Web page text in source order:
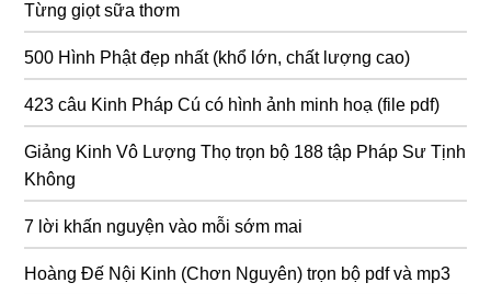
Từng giọt sữa thơm
500 Hình Phật đẹp nhất (khổ lớn, chất lượng cao)
423 câu Kinh Pháp Cú có hình ảnh minh hoạ (file pdf)
Giảng Kinh Vô Lượng Thọ trọn bộ 188 tập Pháp Sư Tịnh
Không
7 lời khấn nguyện vào mỗi sớm mai
Hoàng Đế Nội Kinh (Chơn Nguyên) trọn bộ pdf và mp3